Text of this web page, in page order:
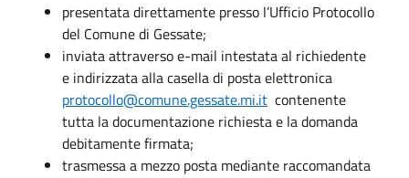
presentata direttamente presso l’Ufficio Protocollo
del Comune di Gessate;
inviata attraverso e-mail intestata al richiedente
e indirizzata alla casella di posta elettronica
protocollo@comune.gessate.mi.it contenente
tutta la documentazione richiesta e la domanda
debitamente firmata;
trasmessa a mezzo posta mediante raccomandata